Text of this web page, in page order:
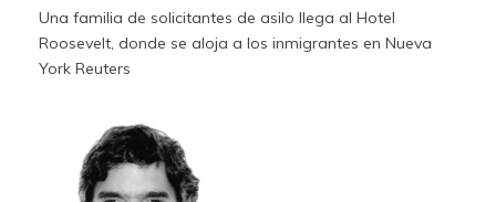
Una familia de solicitantes de asilo llega al Hotel
Roosevelt, donde se aloja a los inmigrantes en Nueva
York Reuters